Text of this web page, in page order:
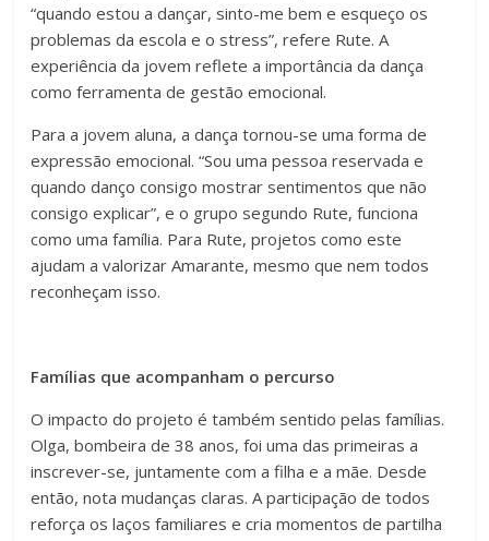
“quando estou a dançar, sinto-me bem e esqueço os
problemas da escola e o stress”, refere Rute. A
experiência da jovem reflete a importância da dança
como ferramenta de gestão emocional.
Para a jovem aluna, a dança tornou-se uma forma de
expressão emocional. “Sou uma pessoa reservada e
quando danço consigo mostrar sentimentos que não
consigo explicar”, e o grupo segundo Rute, funciona
como uma família. Para Rute, projetos como este
ajudam a valorizar Amarante, mesmo que nem todos
reconheçam isso.
Famílias que acompanham o percurso
O impacto do projeto é também sentido pelas famílias.
Olga, bombeira de 38 anos, foi uma das primeiras a
inscrever-se, juntamente com a filha e a mãe. Desde
então, nota mudanças claras. A participação de todos
reforça os laços familiares e cria momentos de partilha